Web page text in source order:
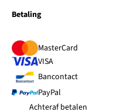
Betaling
MasterCard
VISA
Bancontact
PayPal
Achteraf betalen